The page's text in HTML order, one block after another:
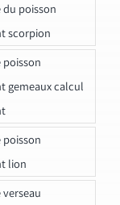
poisson
scorpion
gemeaux calcul
lion